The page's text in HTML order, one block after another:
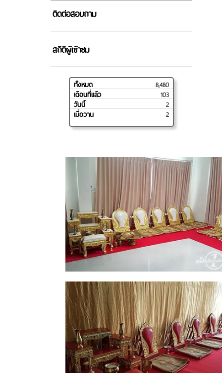
ติดต่อสอบถาม
สถิติผู้เข้าชม
ทั้งหมด
8,480
เดือนที่แล้ว
103
วันนี้
2
เมื่อวาน
2